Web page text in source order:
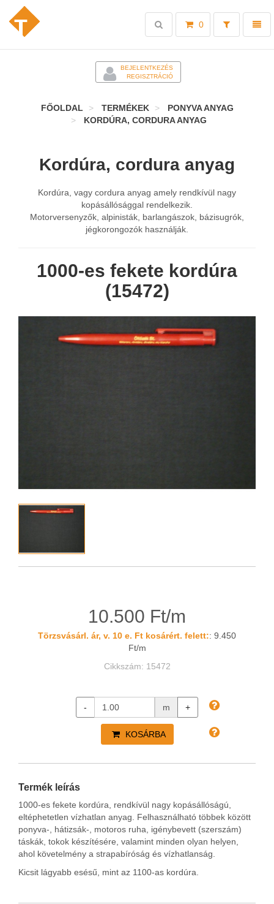
Toggle
0
Toggle
search
BEJELENTKEZÉS
REGISZTRÁCIÓ
FŐOLDAL TERMÉKEK
PONYVA ANYAG
KORDÚRA, CORDURA ANYAG
Kordúra, cordura anyag
Kordúra, vagy cordura anyag amely rendkívül nagy
kopásállósággal rendelkezik.
Motorversenyzők, alpinisták, barlangászok, bázisugrók,
jégkorongozók használják.
1000-es fekete kordúra
(15472)
10.500 Ft/m
Törzsvásárl. ár, v. 10 e. Ft kosárért. felett:: 9.450
Ft/m
Cikkszám: 15472
- m +
KOSÁRBA
Termék leírás
1000-es fekete kordúra, rendkívül nagy kopásállóságú,
eltéphetetlen vízhatlan anyag. Felhasználható többek között
ponyva-, hátizsák-, motoros ruha, igénybevett (szerszám)
táskák, tokok készítésére, valamint minden olyan helyen,
ahol követelmény a strapabíróság és vízhatlanság.
Kicsit lágyabb esésű, mint az 1100-as kordúra.